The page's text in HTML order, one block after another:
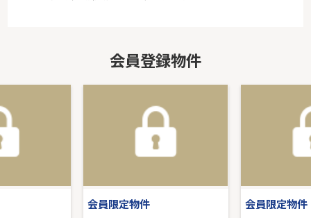
会員登録物件
会員限定物件 会員限定物件